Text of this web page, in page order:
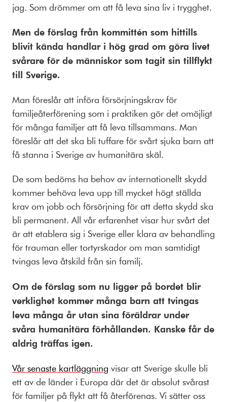
jag. Som drömmer om att få leva sina liv i trygghet.
Men de förslag från kommittén som hittills
blivit kända handlar i hög grad om göra livet
svårare för de människor som tagit sin tillflykt
till Sverige.
Man föreslår att införa försörjningskrav för
familjeåterförening som i praktiken gör det omöjligt
för många familjer att få leva tillsammans. Man
föreslår att det ska bli tuffare för svårt sjuka barn att
få stanna i Sverige av humanitära skäl.
De som bedöms ha behov av internationellt skydd
kommer behöva leva upp till mycket högt ställda
krav om jobb och försörjning för att detta skydd ska
bli permanent. All vår erfarenhet visar hur svårt det
är att etablera sig i Sverige eller klara av behandling
för trauman eller tortyrskador om man samtidigt
tvingas leva åtskild från sin familj.
Om de förslag som nu ligger på bordet blir
verklighet kommer många barn att tvingas
leva många år utan sina föräldrar under
svåra humanitära förhållanden. Kanske får de
aldrig träffas igen.
Vår senaste kartläggning visar att Sverige skulle bli
ett av de länder i Europa där det är absolut svårast
för familjer på flykt att få återförenas. Vi sätter oss